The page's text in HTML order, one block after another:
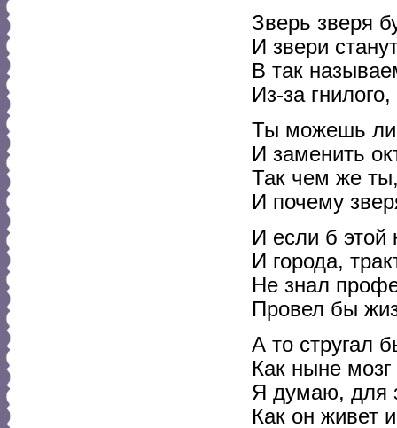
Зверь зверя
И звери
В так
Из-за
Ты можешь ли
И заменить
Так чем же
И почему
И если б
И города,
Не знал
Провел бы
А то стругал
Как ныне
Я думаю, для
Как он живет